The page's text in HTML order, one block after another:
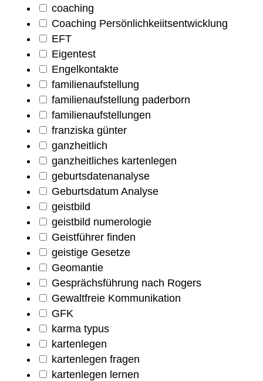
coaching
Coaching Persönlichkeiitsentwicklung
EFT
Eigentest
Engelkontakte
familienaufstellung
familienaufstellung paderborn
familienaufstellungen
franziska günter
ganzheitlich
ganzheitliches kartenlegen
geburtsdatenanalyse
Geburtsdatum Analyse
geistbild
geistbild numerologie
Geistführer finden
geistige Gesetze
Geomantie
Gesprächsführung nach Rogers
Gewaltfreie Kommunikation
GFK
karma typus
kartenlegen
kartenlegen fragen
kartenlegen lernen